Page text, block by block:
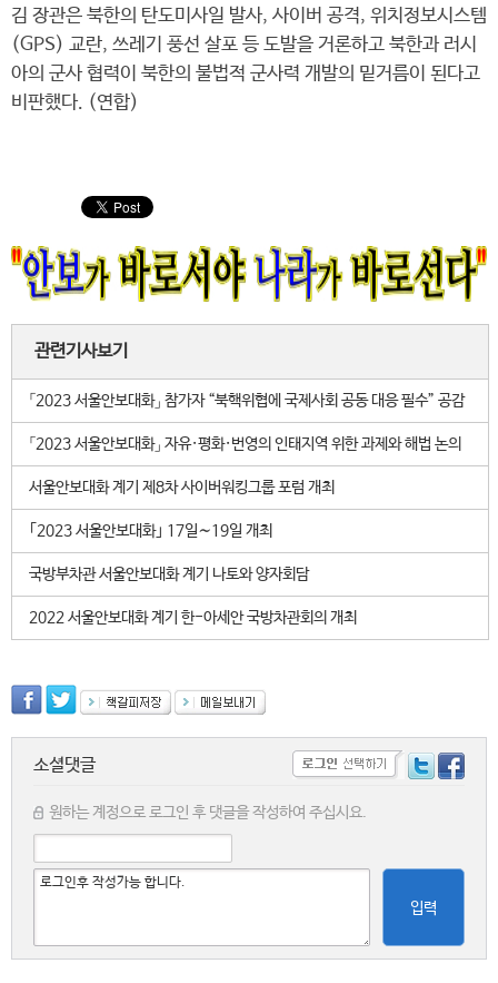
김 장관은 북한의 탄도미사일 발사, 사이버 공격, 위치정보시스템
(GPS) 교란, 쓰레기 풍선 살포 등 도발을 거론하고 북한과 러시
아의 군사 협력이 북한의 불법적 군사력 개발의 밑거름이 된다고
비판했다. (연합)
관련기사보기
「2023 서울안보대화」 참가자 “북핵위협에 국제사회 공동 대응 필수” 공감
「2023 서울안보대화」 자유·평화·번영의 인태지역 위한 과제와 해법 논의
서울안보대화 계기 제8차 사이버워킹그룹 포럼 개최
｢2023 서울안보대화｣ 17일∼19일 개최
국방부차관 서울안보대화 계기 나토와 양자회담
2022 서울안보대화 계기 한-아세안 국방차관회의 개최
소셜댓글
원하는 계정으로 로그인 후 댓글을 작성하여 주십시요.
입력